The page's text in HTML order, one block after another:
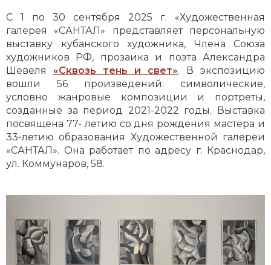
С 1 по 30 сентября 2025 г. «Художественная
галерея «САНТАЛ» представляет персональную
выставку кубанского художника, Члена Союза
художников РФ, прозаика и поэта Александра
Шевеля «Сквозь тень и свет». В экспозицию
вошли 56 произведений: символические,
условно жанровые композиции и портреты,
созданные за период 2021-2022 годы. Выставка
посвящена 77- летию со дня рождения мастера и
33-летию образования Художественной галереи
«САНТАЛ». Она работает по адресу г. Краснодар,
ул. Коммунаров, 58.